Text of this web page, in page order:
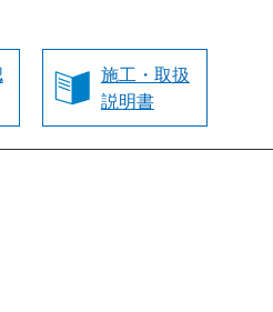
施工・取扱
説明書